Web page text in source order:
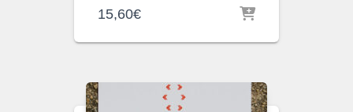
15,60€